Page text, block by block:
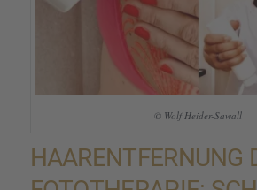
© Wolf Heider-Sawall
HAARENT­FER­NUNG